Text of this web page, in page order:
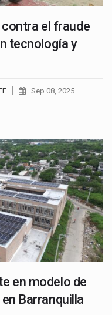
el fraude
tecnología y
Sep 08, 2025
en modelo de
Barranquilla